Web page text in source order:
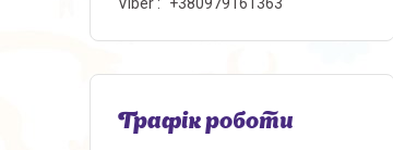
Графік роботи